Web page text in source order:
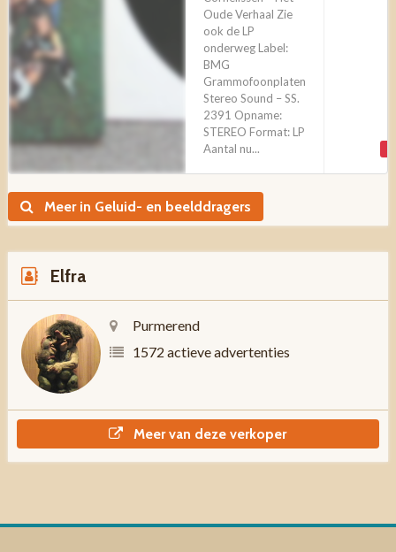
Oude Verhaal Zie
ook de LP
onderweg Label:
BMG
Grammofoonplaten
Stereo Sound – SS.
2391 Opname:
STEREO Format: LP
Aantal nu...
Meer in Geluid- en beelddragers
Elfra
Purmerend
1572 actieve advertenties
Meer van deze verkoper